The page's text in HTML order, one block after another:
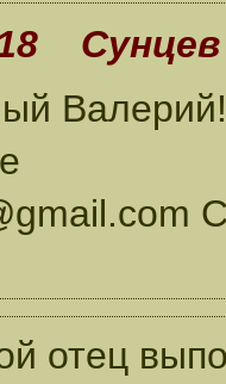
отец